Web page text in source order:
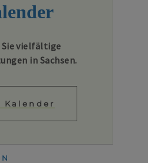
Sie vielfältige
in Sachsen.
Kalender